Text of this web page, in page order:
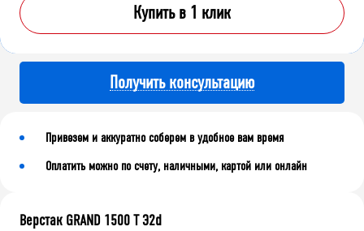
Купить в 1 клик
Получить консультацию
Привезем и аккуратно соберем в удобное вам время
Оплатить можно по счету, наличными, картой или онлайн
Верстак GRAND 1500 Т Э2d